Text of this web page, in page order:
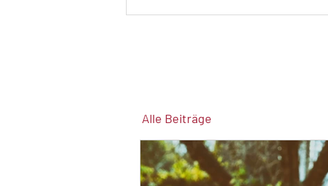
Alle Beiträge